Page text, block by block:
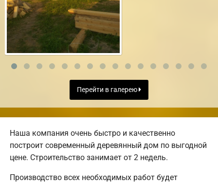
Перейти в галерею
Наша компания очень быстро и качественно
построит современный деревянный дом по выгодной
цене. Строительство занимает от 2 недель.
Производство всех необходимых работ будет